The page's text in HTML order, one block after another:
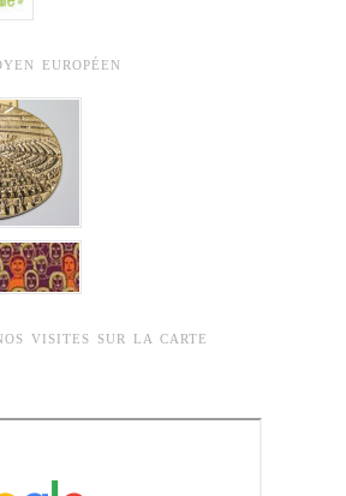
EUROPÉEN
VISITES SUR LA CARTE